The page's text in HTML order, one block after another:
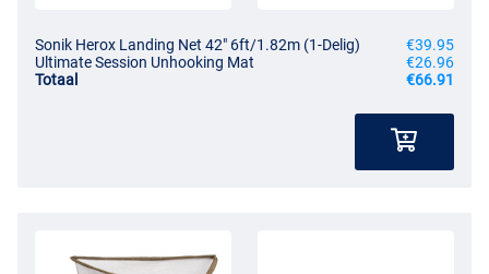
Sonik Herox Landing Net 42" 6ft/1.82m (1-Delig)
€39.95
Ultimate Session Unhooking Mat
€26.96
Totaal
€66.91